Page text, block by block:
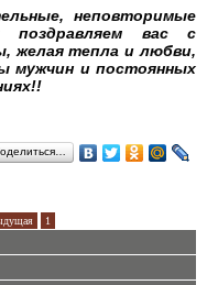
неповторимые
вас с
желая тепла и любви,
мужчин и постоянных
1